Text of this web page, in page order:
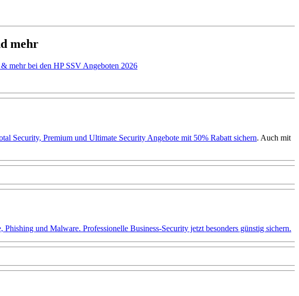
mehr
mehr bei den HP SSV Angeboten 2026
Security, Premium und Ultimate Security Angebote mit 50% Rabatt sichern. Auch mit
und Malware. Professionelle Business-Security jetzt besonders günstig sichern.